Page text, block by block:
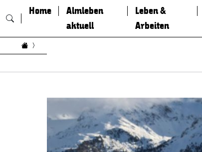
Zum Inhalt springen
Home
Almleben
aktuell
Leben &
Arbeiten